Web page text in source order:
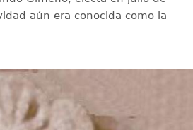
aún era conocida como la